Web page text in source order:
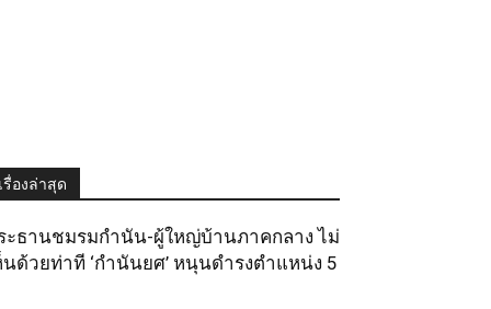
เรื่องล่าสุด
ะธานชมรมกำนัน-ผู้ใหญ่บ้านภาคกลาง ไม่
นด้วยท่าที ‘กำนันยศ’ หนุนดำรงตำแหน่ง 5